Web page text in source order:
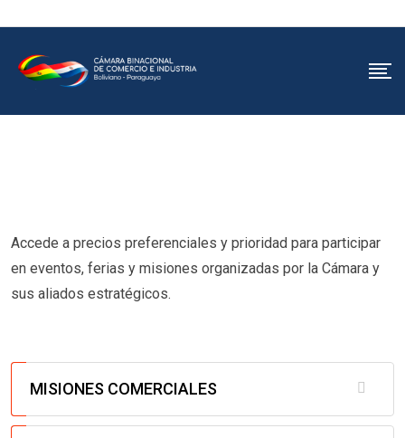
content
Accede a precios preferenciales y prioridad para participar
en eventos, ferias y misiones organizadas por la Cámara y
sus aliados estratégicos.
MISIONES COMERCIALES